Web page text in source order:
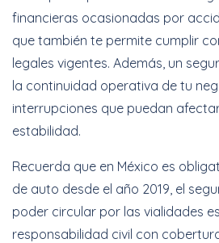
financieras ocasionadas por
que también te permite cumplir
legales vigentes. Además, un
la continuidad operativa de tu
interrupciones que puedan
estabilidad.
Recuerda que en México es
de auto desde el año 2019, el
poder circular por las vialidades
responsabilidad civil con